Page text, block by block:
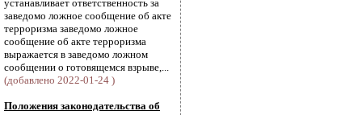
устанавливает ответственность за
заведомо ложное сообщение об акте
терроризма заведомо ложное
сообщение об акте терроризма
выражается в заведомо ложном
сообщении о готовящемся взрыве,...
(добавлено 2022-01-24 )
Положения законодательства об